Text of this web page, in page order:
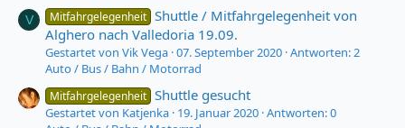
V Mitfahrgelegenheit Shuttle / Mitfahrgelegenheit von
Alghero nach Valledoria 19.09.
Gestartet von Vik Vega 07. September 2020 Antworten: 2
Auto / Bus / Bahn / Motorrad
Mitfahrgelegenheit Shuttle gesucht
Gestartet von Katjenka 19. Januar 2020 Antworten: 0